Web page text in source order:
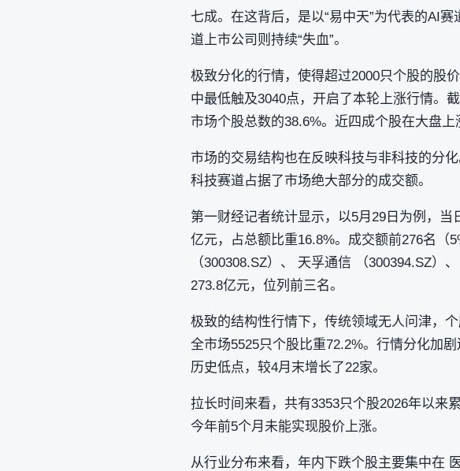
七成。在这背后，是以“易中天”为代表的AI
道上市公司则持续“失血”。
极致分化的行情，使得超过2000只个股的股
中最低触及3040点，开启了本轮上涨行情。
市场个股总数的38.6%。近四成个股在大盘
市场的交易结构也在反映科技与非科技的分
科技赛道占据了市场绝大部分的成交额。
第一财经记者统计显示，以5月29日为例，
亿元，占总额比重16.8%。成交额前276名（
（300308.SZ）、 天孚通信 （300394.SZ）
273.8亿元，位列前三名。
极致的结构性行情下，传统领域无人问津，
全市场5525只个股比重72.2%。行情分化加
历史低点，较4月末增长了22家。
拉长时间来看，共有3353只个股2026年以来
今年前5个月未能实现股价上涨。
从行业分布来看，年内下跌个股主要集中在